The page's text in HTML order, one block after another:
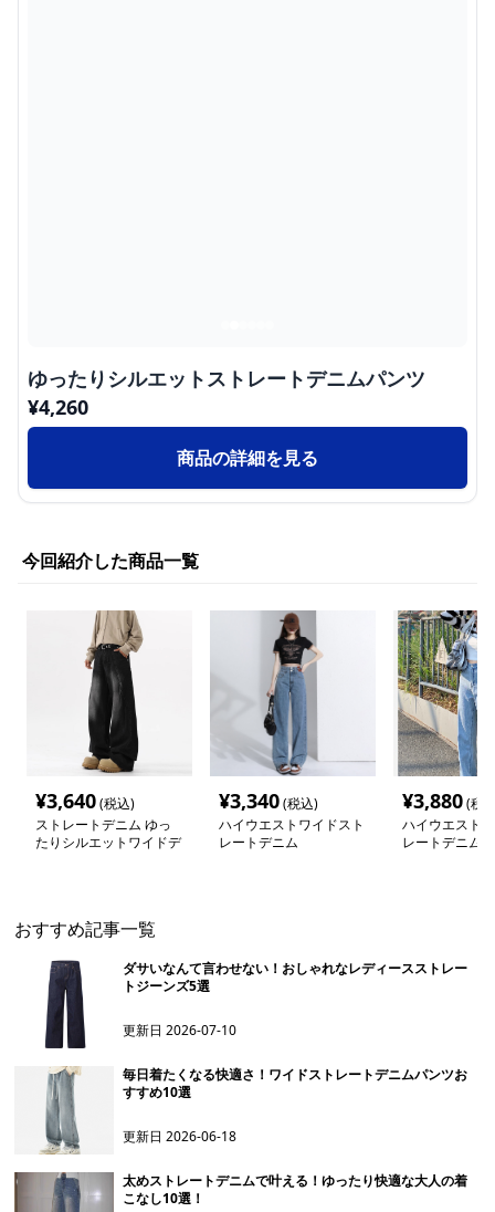
ゆったりシルエットストレートデニムパンツ
¥4,260
商品の詳細を見る
今回紹介した商品一覧
¥3,640(税込)
ストレートデニム ゆっ
たりシルエットワイドデ
¥3,340(税込)
ハイウエストワイドスト
レートデニム
¥3,880(税
ハイウエスト
レートデニム
おすすめ記事一覧
ダサいなんて言わせない！おしゃれなレディースストレー
トジーンズ5選
更新日2026-07-10
毎日着たくなる快適さ！ワイドストレートデニムパンツお
すすめ10選
更新日2026-06-18
太めストレートデニムで叶える！ゆったり快適な大人の着
こなし10選！